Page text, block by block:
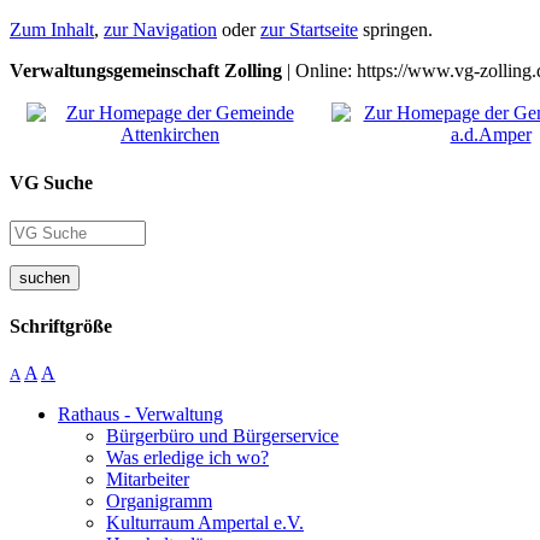
Zum Inhalt, zur Navigation oderzur Startseite springen.
Verwaltungsgemeinschaft Zolling | Online: https://www.vg-
VG Suche
suchen
Schriftgröße
A A A
Rathaus - Verwaltung
Bürgerbüro und Bürgerservice
Was erledige ich wo?
Mitarbeiter
Organigramm
Kulturraum Ampertal e.V.